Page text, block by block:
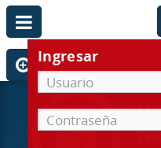
Ingresar